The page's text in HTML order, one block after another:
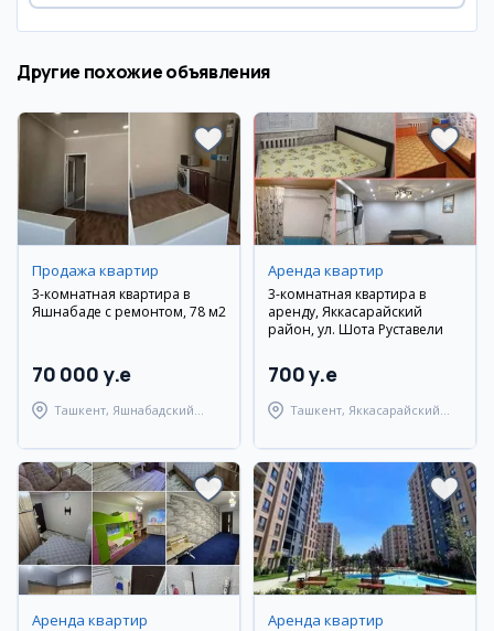
Другие похожие объявления
Продажа квартир
3-комнатная квартира в
Яшнабаде с ремонтом, 78 м2
70 000 y.e
Ташкент, Яшнабадский
Аренда квартир
3-комнатная квартира в
аренду, Яккасарайский
район, ул. Шота Руставели
700 y.e
Ташкент, Яккасарайский
Аренда квартир Аренда квартир